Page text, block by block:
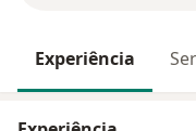
Experiência